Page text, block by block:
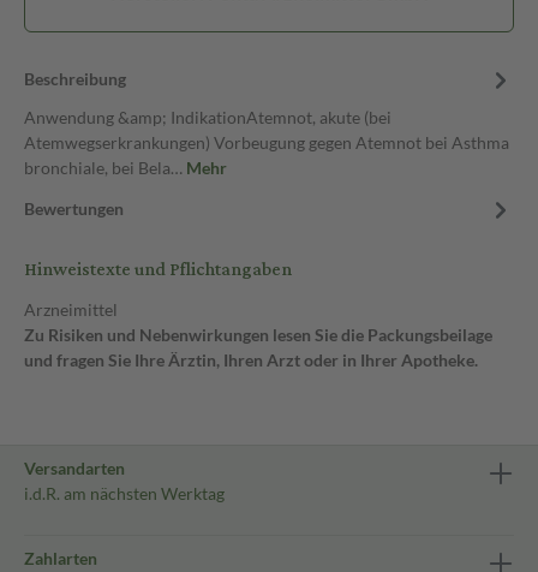
Beschreibung
Anwendung &amp; IndikationAtemnot, akute (bei
Atemwegserkrankungen) Vorbeugung gegen Atemnot bei Asthma
bronchiale, bei Bela… Mehr
Bewertungen
Hinweistexte und Pflichtangaben
Arzneimittel
Zu Risiken und Nebenwirkungen lesen Sie die Packungsbeilage
und fragen Sie Ihre Ärztin, Ihren Arzt oder in Ihrer Apotheke.
Versandarten
i.d.R. am nächsten Werktag
Zahlarten